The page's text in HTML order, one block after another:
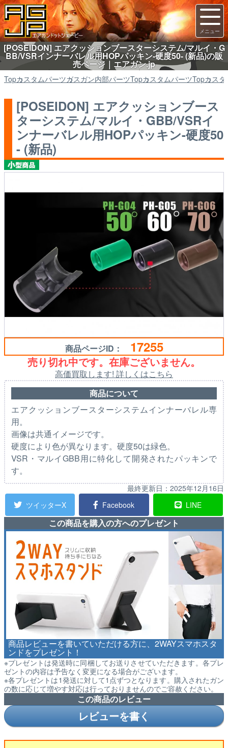
[POSEIDON] エアクッションブースターシステム/マルイ・G
BB/VSRインナーバレル用HOPパッキン-硬度50- (新品)の販
売ページ｜エアガン.jp
Topカスタムパーツガスガン内部パーツTopカスタムパーツTopカス
[POSEIDON] エアクッションブース
ターシステム/マルイ・GBB/VSRイ
ンナーバレル用HOPパッキン-硬度50
- (新品)
商品ページID： 17255
売り切れ中です。在庫ございません。
高価買取します! 詳しくはこちら
商品について
エアクッションブースターシステムインナーバレル専
用。
画像は共通イメージです。
硬度により色が異なります。硬度50は緑色。
VSR・マルイGBB用に特化して開発されたパッキンで
す。
最終更新日： 2025年12月16日
ツイッターX
Facebook LINE
この商品を購入の方へのプレゼント
商品レビューを書いていただける方に、2WAYスマホスタ
ンドをプレゼント！
※プレゼントは発送時に同梱してお送りさせていただきます。各プレ
ゼントの内容は予告なく変更になる場合がございます。
※各プレゼントは1発送に対して1点ずつとなります。購入されたガン
の数に応じて増やす対応は行っておりませんのでご容赦ください。
この商品のレビュー
レビューを書く